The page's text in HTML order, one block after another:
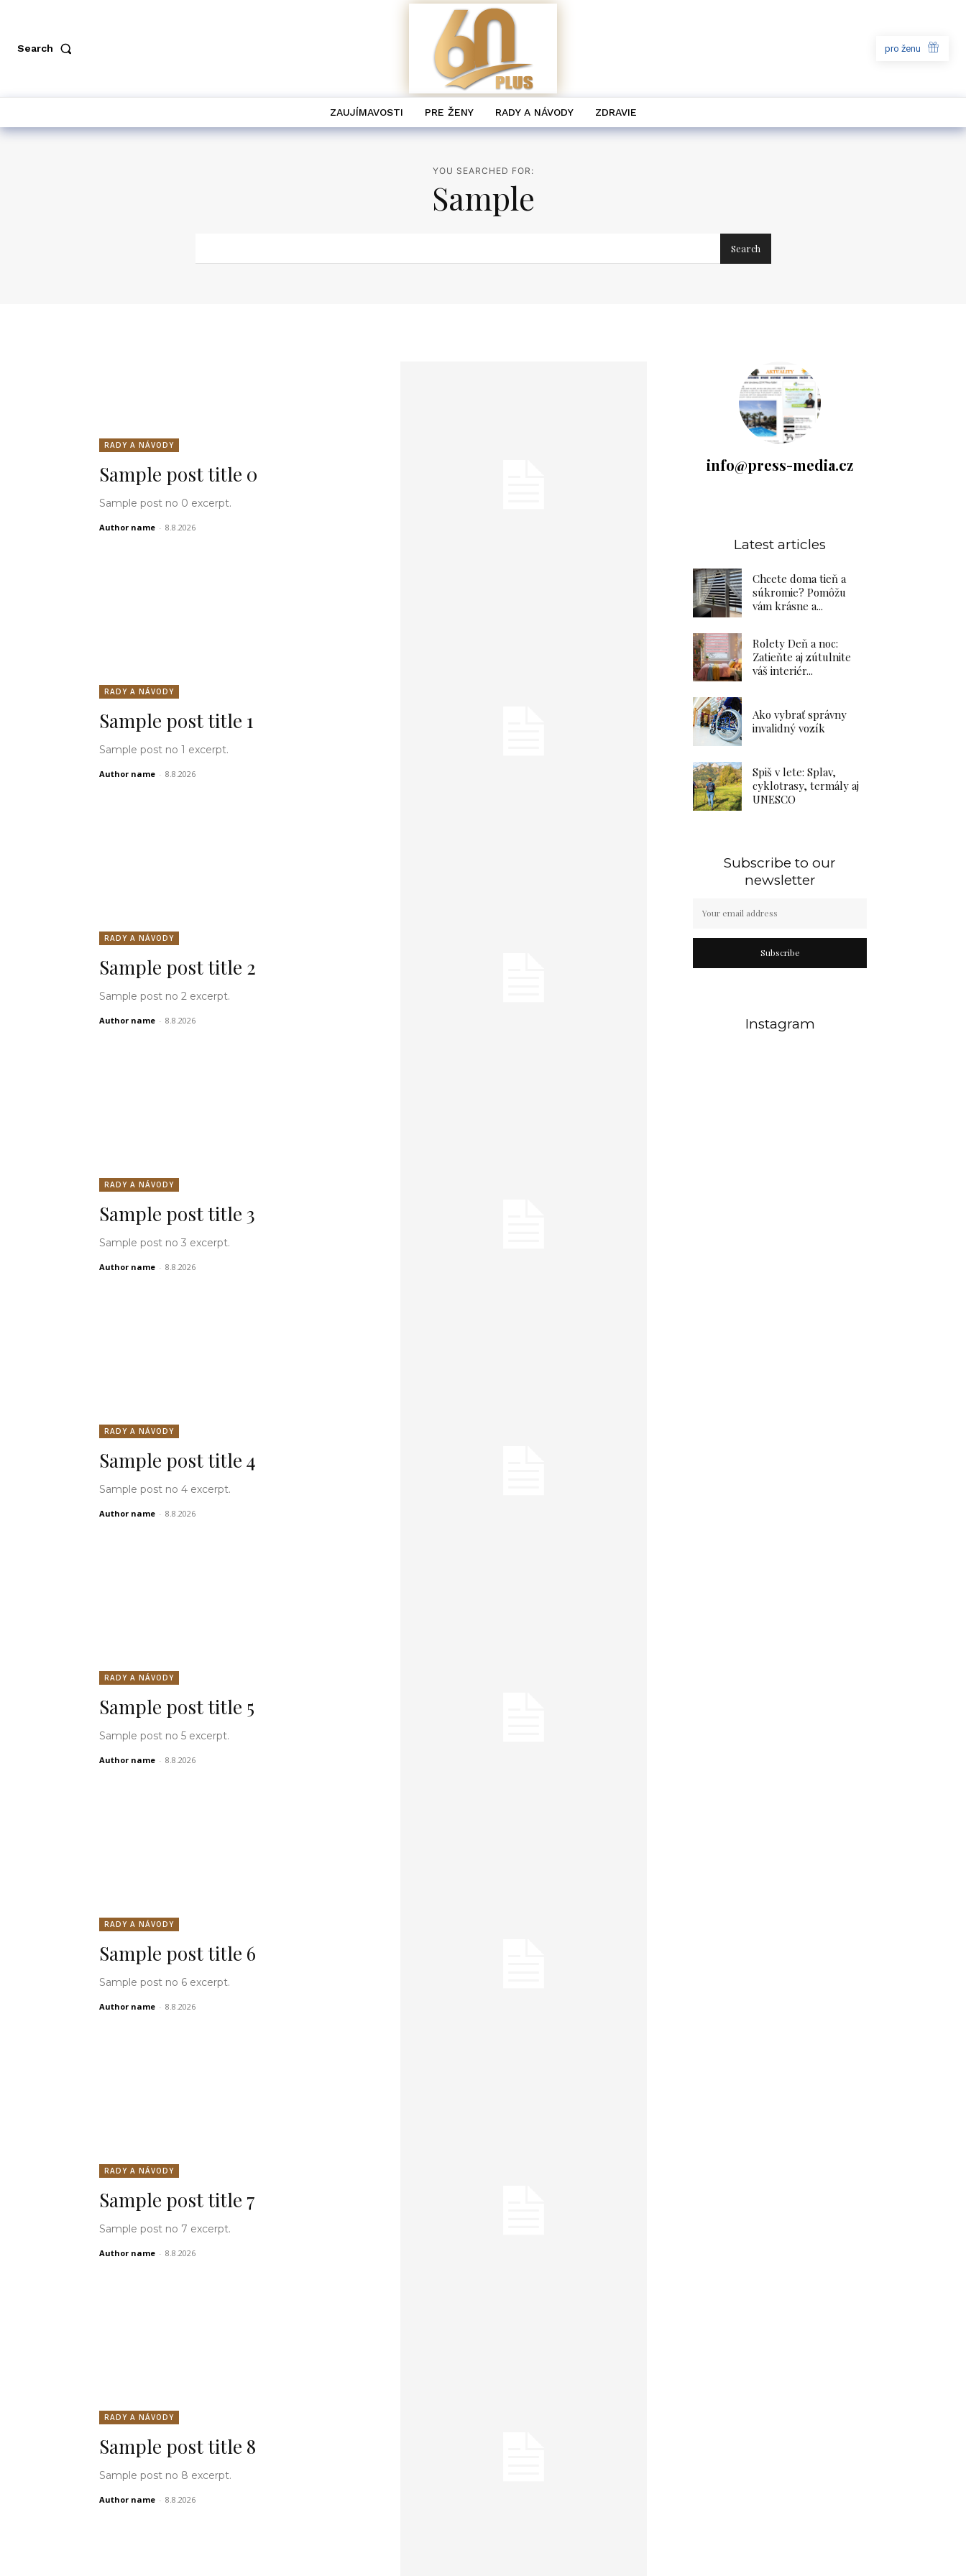
Search pro ženu
ZAUJÍMAVOSTI PRE ŽENY RADY A NÁVODY ZDRAVIE
YOU SEARCHED FOR:
Sample
Search
RADY A NÁVODY
Sample post title 0
Sample post no 0 excerpt.
Author name - 8.8.2026
RADY A NÁVODY
Sample post title 1
Sample post no 1 excerpt.
Author name - 8.8.2026
RADY A NÁVODY
Sample post title 2
Sample post no 2 excerpt.
Author name - 8.8.2026
RADY A NÁVODY
Sample post title 3
Sample post no 3 excerpt.
Author name - 8.8.2026
RADY A NÁVODY
Sample post title 4
Sample post no 4 excerpt.
Author name - 8.8.2026
RADY A NÁVODY
Sample post title 5
Sample post no 5 excerpt.
Author name - 8.8.2026
RADY A NÁVODY
Sample post title 6
Sample post no 6 excerpt.
Author name - 8.8.2026
RADY A NÁVODY
Sample post title 7
Sample post no 7 excerpt.
Author name - 8.8.2026
RADY A NÁVODY
Sample post title 8
Sample post no 8 excerpt.
Author name - 8.8.2026
info@press-media.cz
Latest articles
Chcete doma tieň a
súkromie? Pomôžu
vám krásne a...
Rolety Deň a noc:
Zatieňte aj zútulnite
váš interiér...
Ako vybrať správny
invalidný vozík
Spiš v lete: Splav,
cyklotrasy, termály aj
UNESCO
Subscribe to our
newsletter
Subscribe
Instagram